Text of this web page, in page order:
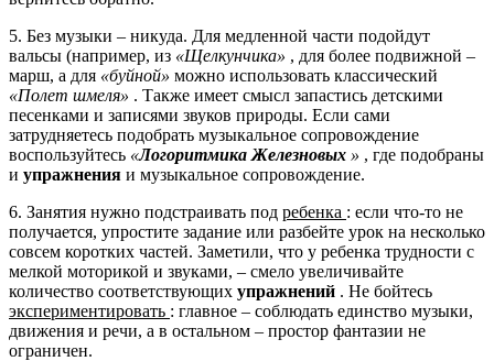
5. Без музыки – никуда. Для медленной части подойдут
вальсы (например, из «Щелкунчика» , для более подвижной –
марш, а для «буйной» можно использовать классический
«Полет шмеля» . Также имеет смысл запастись детскими
песенками и записями звуков природы. Если сами
затрудняетесь подобрать музыкальное сопровождение
воспользуйтесь «Логоритмика Железновых » , где подобраны
и упражнения и музыкальное сопровождение.
6. Занятия нужно подстраивать под ребенка : если что-то не
получается, упростите задание или разбейте урок на несколько
совсем коротких частей. Заметили, что у ребенка трудности с
мелкой моторикой и звуками, – смело увеличивайте
количество соответствующих упражнений . Не бойтесь
экспериментировать : главное – соблюдать единство музыки,
движения и речи, а в остальном – простор фантазии не
ограничен.